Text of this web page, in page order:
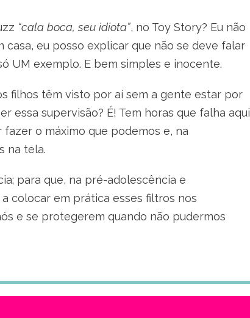
“cala boca, seu idiota”, no Toy Story? Eu não
casa, eu posso explicar que não se deve falar
UM exemplo. E bem simples e inocente.
filhos têm visto por aí sem a gente estar por
essa supervisão? É! Tem horas que falha aqui
fazer o máximo que podemos e, na
na tela.
para que, na pré-adolescência e
colocar em prática esses filtros nos
e se protegerem quando não pudermos